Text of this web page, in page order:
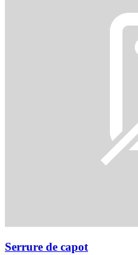
Serrure de capot